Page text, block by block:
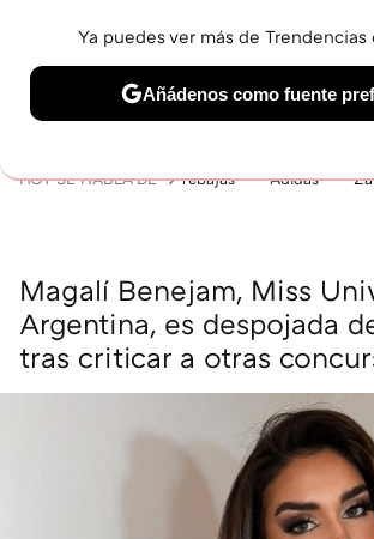
BELLEZA SHOPPING VIAJES
HOY SE HABLA DE rebajas Adidas
Magalí Benejam, Miss
Argentina, es despojada
tras criticar a otras
Ya puedes ver más de
Añádenos como fuente